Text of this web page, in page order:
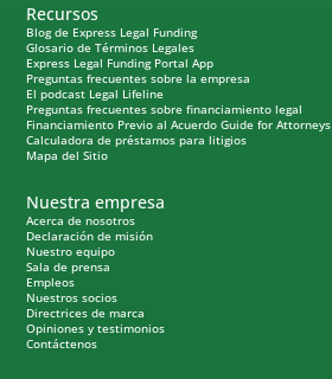
Recursos
Blog de Express Legal Funding
Glosario de Términos Legales
Express Legal Funding Portal App
Preguntas frecuentes sobre la empresa
El podcast Legal Lifeline
Preguntas frecuentes sobre financiamiento legal
Financiamiento Previo al Acuerdo Guide for Attorneys
Calculadora de préstamos para litigios
Mapa del Sitio
Nuestra empresa
Acerca de nosotros
Declaración de misión
Nuestro equipo
Sala de prensa
Empleos
Nuestros socios
Directrices de marca
Opiniones y testimonios
Contáctenos